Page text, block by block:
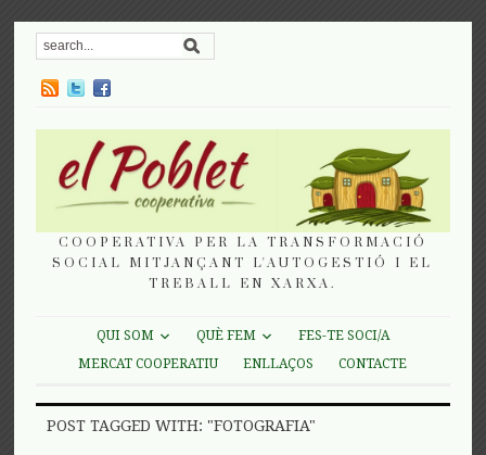
COOPERATIVA PER LA TRANSFORMACIÓ
SOCIAL MITJANÇANT L'AUTOGESTIÓ I EL
TREBALL EN XARXA.
QUI SOM QUÈ FEM
FES-TE SOCI/A
MERCAT COOPERATIU
ENLLAÇOS CONTACTE
POST TAGGED WITH: "FOTOGRAFIA"